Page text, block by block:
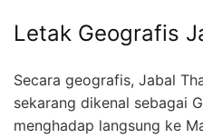
Letak Geografis
Secara geografis, Jabal
sekarang dikenal sebagai
menghadap langsung ke